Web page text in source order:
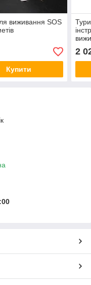
виживання SOS
Купити
2